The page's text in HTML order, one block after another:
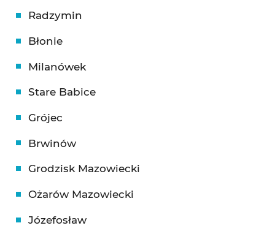
Radzymin
Błonie
Milanówek
Stare Babice
Grójec
Brwinów
Grodzisk Mazowiecki
Ożarów Mazowiecki
Józefosław